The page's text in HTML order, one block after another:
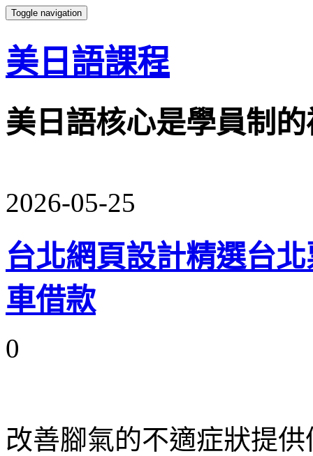
Toggle navigation
美日語課程
美日語核心是學員制
2026-05-25
台北網頁設計精選台
車借款
0
改善腳氣的不適症狀提供